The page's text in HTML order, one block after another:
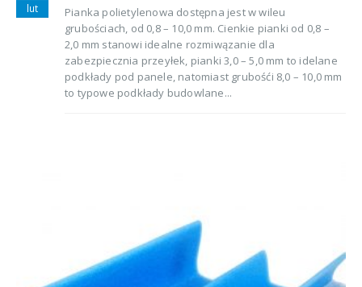
lut
Pianka polietylenowa dostępna jest w wileu
grubościach, od 0,8 – 10,0 mm. Cienkie pianki od 0,8 –
2,0 mm stanowi idealne rozmiwązanie dla
zabezpiecznia przeyłek, pianki 3,0 – 5,0 mm to idelane
podkłady pod panele, natomiast grubośći 8,0 – 10,0 mm
to typowe podkłady budowlane...